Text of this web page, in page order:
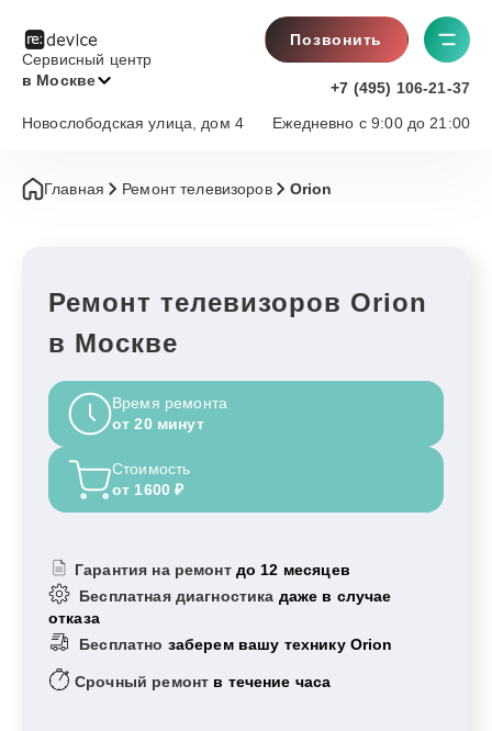
Сервисный центр
в Москве
Позвонить
+7 (495) 106-21-37
Ежедневно с 9:00 до 21:00
Новослободская улица, дом 4
Главная Ремонт телевизоров Orion
Ремонт телевизоров Orion
в Москве
Время ремонта
от 20 минут
Стоимость
от 1600 ₽
Гарантия на ремонт до 12 месяцев
Бесплатная диагностика даже в случае
отказа
Бесплатно заберем вашу технику Orion
Срочный ремонт в течение часа